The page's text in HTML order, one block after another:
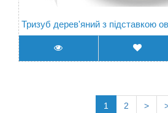
Тризуб дерев'яний з підставкою
1 2 >